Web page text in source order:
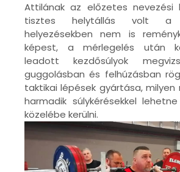
Attilának az előzetes nevezési
tisztes helytállás volt a
helyezésekben nem is
képest, a mérlegelés után
leadott kezdősúlyok
guggolásban és felhúzásban
taktikai lépések gyártása, milyen
harmadik súlykérésekkel
közelébe kerülni.